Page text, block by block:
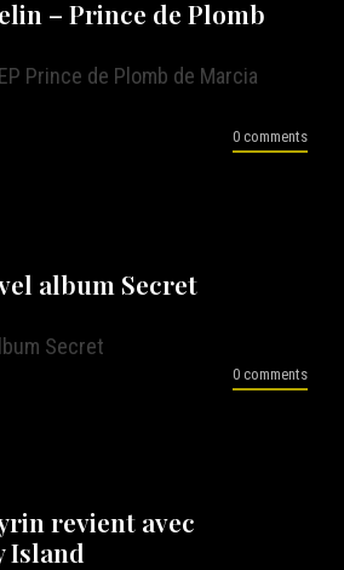
– Prince de Plomb
Prince de Plomb de Marcia
0 comments
album Secret
Secret
0 comments
revient avec
Island